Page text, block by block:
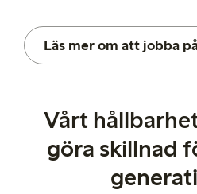
Läs mer om att jobba
Vårt
göra skillnad